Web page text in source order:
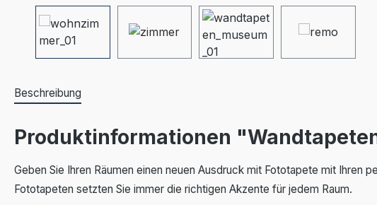
Beschreibung
Produktinformationen
Geben Sie Ihren Räumen einen neuen Ausdruck mit Fototapete mit Ihren
Fototapeten setzten Sie immer die richtigen Akzente für jedem Raum.